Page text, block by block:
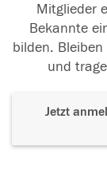
Mitglieder
Bekannte
bilden.
und
Jetzt